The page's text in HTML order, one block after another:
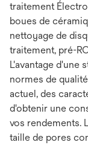
traitement
boues de
nettoyage de
traitement, pré-
L'avantage d'une
normes de
actuel, des
d'obtenir une
vos rendements.
taille de pores